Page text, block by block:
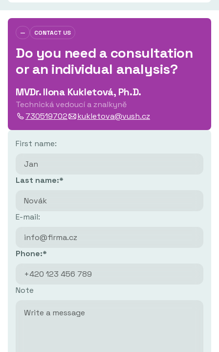
— CONTACT US
Do you need a consultation
or an individual analysis?
MVDr. Ilona Kukletová, Ph.D.
Technická vedoucí a znalkyně
730519702
kukletova@vush.cz
First name:
Last name:*
E-mail:
Phone:*
Note